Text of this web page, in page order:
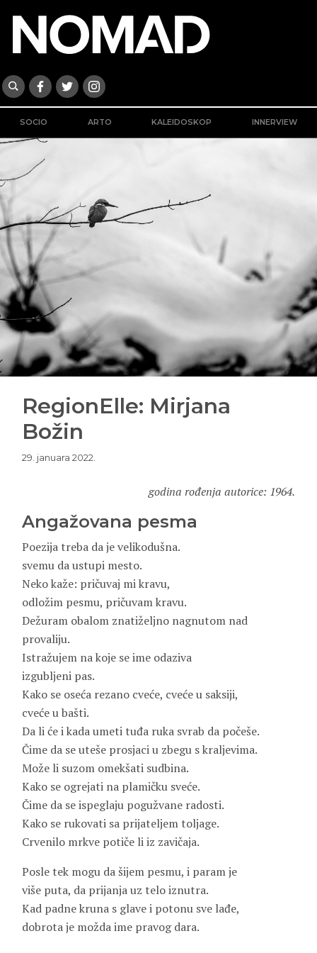
SOCIO ARTO KALEIDOSKOP INNERVIEW
RegionElle: Mirjana
Božin
29. januara 2022.
godina rođenja autorice: 1964.
Angažovana pesma
Poezija treba da je velikodušna.
svemu da ustupi mesto.
Neko kaže: pričuvaj mi kravu,
odložim pesmu, pričuvam kravu.
Dežuram obalom znatiželjno nagnutom nad
provaliju.
Istražujem na koje se ime odaziva
izgubljeni pas.
Kako se oseća rezano cveće, cveće u saksiji,
cveće u bašti.
Da li će i kada umeti tuđa ruka svrab da počeše.
Čime da se uteše prosjaci u zbegu s kraljevima.
Može li suzom omekšati sudbina.
Kako se ogrejati na plamičku sveće.
Čime da se ispeglaju pogužvane radosti.
Kako se rukovati sa prijateljem toljage.
Crvenilo mrkve potiče li iz zavičaja.
Posle tek mogu da šijem pesmu, i param je
više puta, da prijanja uz telo iznutra.
Kad padne kruna s glave i potonu sve lađe,
dobrota je možda ime pravog dara.